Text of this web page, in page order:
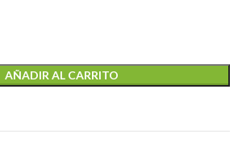
AÑADIR AL CARRITO